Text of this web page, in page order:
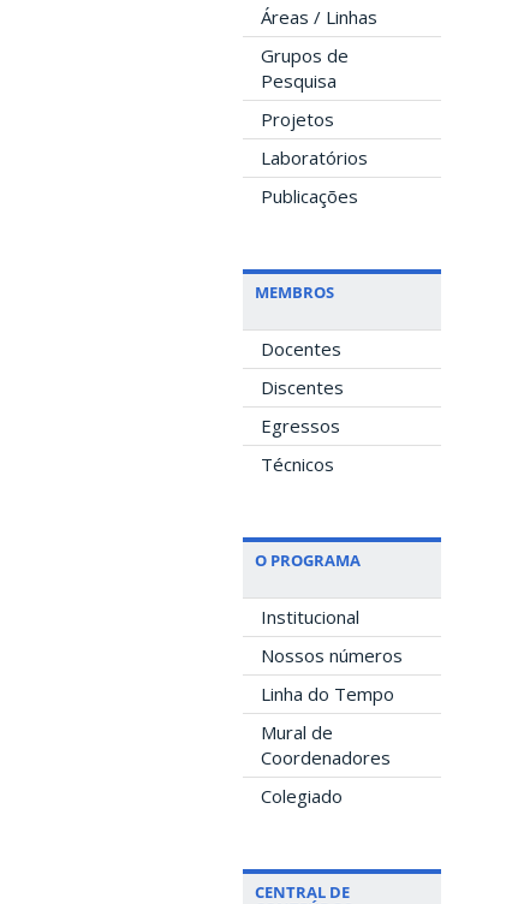
Áreas / Linhas
Grupos de
Pesquisa
Projetos
Laboratórios
Publicações
MEMBROS
Docentes
Discentes
Egressos
Técnicos
O PROGRAMA
Institucional
Nossos números
Linha do Tempo
Mural de
Coordenadores
Colegiado
CENTRAL DE